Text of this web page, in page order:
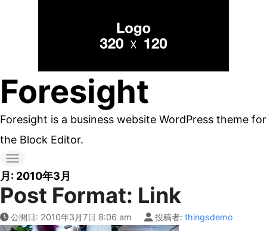
ツ
ッ
プ
す
Foresight
Foresight is a business website WordPress theme for
the Block Editor.
月: 2010年3月
Post Format: Link
公開日: 2010年3月7日 8:06 am 投稿者: thingsdemo